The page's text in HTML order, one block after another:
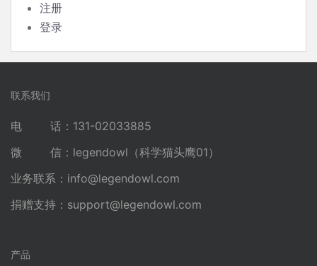
注册
登录
联系我们
电 话：131-02033885
微 信：legendowl（科学猫头鹰01）
业务联系： info@legendowl.com
捐赠支持： support@legendowl.com
产品